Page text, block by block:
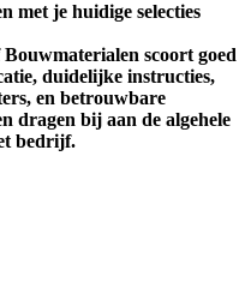
met je huidige selecties
scoort goed
duidelijke instructies,
en betrouwbare
dragen bij aan de algehele
bedrijf.